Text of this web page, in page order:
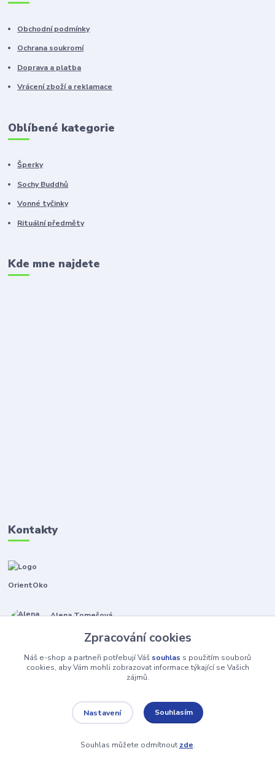
Obchodní podmínky
Ochrana soukromí
Doprava a platba
Vrácení zboží a reklamace
Oblíbené kategorie
Šperky
Sochy Buddhů
Vonné tyčinky
Rituální předměty
Kde mne najdete
Kontakty
OrientOko
Alena Tomešová
(Po-Pá, 9-15 hod.)
info@orientoko.cz
Vytvořeno na Eshop-rychle.cz
Zpracování cookies
Náš e-shop a partneři potřebují Váš souhlas s použitím souborů
cookies, aby Vám mohli zobrazovat informace týkající se Vašich
zájmů.
Nastavení Souhlasím
Souhlas můžete odmítnout zde.